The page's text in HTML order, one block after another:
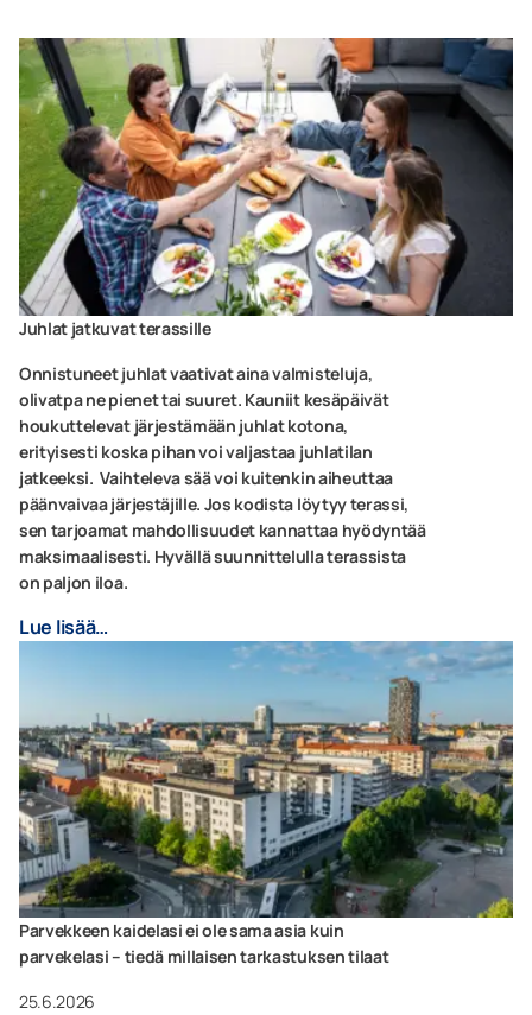
Juhlat jatkuvat terassille
Onnistuneet juhlat vaativat aina valmisteluja,
olivatpa ne pienet tai suuret. Kauniit kesäpäivät
houkuttelevat järjestämään juhlat kotona,
erityisesti koska pihan voi valjastaa juhlatilan
jatkeeksi. Vaihteleva sää voi kuitenkin aiheuttaa
päänvaivaa järjestäjille. Jos kodista löytyy terassi,
sen tarjoamat mahdollisuudet kannattaa hyödyntää
maksimaalisesti. Hyvällä suunnittelulla terassista
on paljon iloa.
Lue lisää…
Parvekkeen kaidelasi ei ole sama asia kuin
parvekelasi – tiedä millaisen tarkastuksen tilaat
25.6.2026